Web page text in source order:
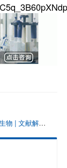
下一篇：伯豪生物 | 文献解读：看 2 月份的单细胞测序文献！